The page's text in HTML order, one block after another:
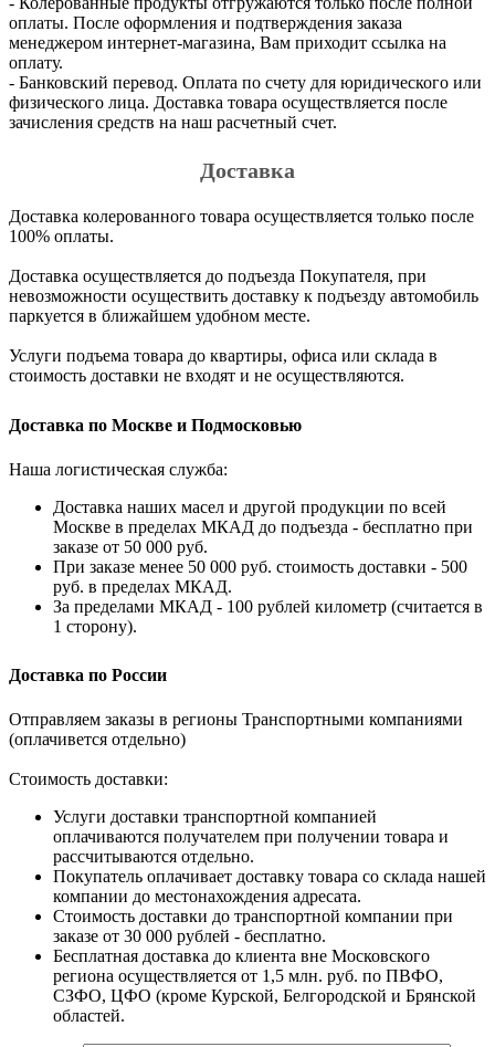
оплаты. После оформления и подтверждения заказа
менеджером интернет-магазина, Вам приходит ссылка на
оплату.
- Банковский перевод. Оплата по счету для юридического или
физического лица. Доставка товара осуществляется после
зачисления средств на наш расчетный счет.
Доставка
Доставка колерованного товара осуществляется только после
100% оплаты.
Доставка осуществляется до подъезда Покупателя, при
невозможности осуществить доставку к подъезду автомобиль
паркуется в ближайшем удобном месте.
Услуги подъема товара до квартиры, офиса или склада в
стоимость доставки не входят и не осуществляются.
Доставка по Москве и Подмосковью
Наша логистическая служба:
Доставка наших масел и другой продукции по всей
Москве в пределах МКАД до подъезда - бесплатно при
заказе от 50 000 руб.
При заказе менее 50 000 руб. стоимость доставки - 500
руб. в пределах МКАД.
За пределами МКАД - 100 рублей километр (считается в
1 сторону).
Доставка по России
Отправляем заказы в регионы Транспортными компаниями
(оплачивется отдельно)
Стоимость доставки:
Услуги доставки транспортной компанией
оплачиваются получателем при получении товара и
рассчитываются отдельно.
Покупатель оплачивает доставку товара со склада нашей
компании до местонахождения адресата.
Стоимость доставки до транспортной компании при
заказе от 30 000 рублей - бесплатно.
Бесплатная доставка до клиента вне Московского
региона осуществляется от 1,5 млн. руб. по ПВФО,
СЗФО, ЦФО (кроме Курской, Белгородской и Брянской
областей.